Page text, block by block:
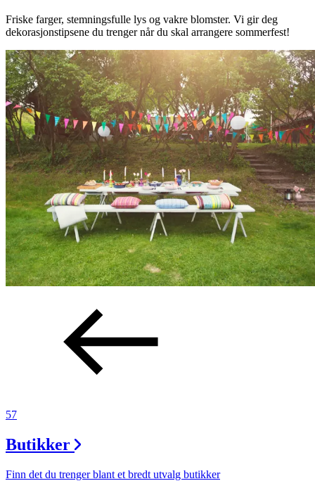
Friske farger, stemningsfulle lys og vakre blomster. Vi gir deg
dekorasjonstipsene du trenger når du skal arrangere sommerfest!
57
Butikker
Finn det du trenger blant et bredt utvalg butikker